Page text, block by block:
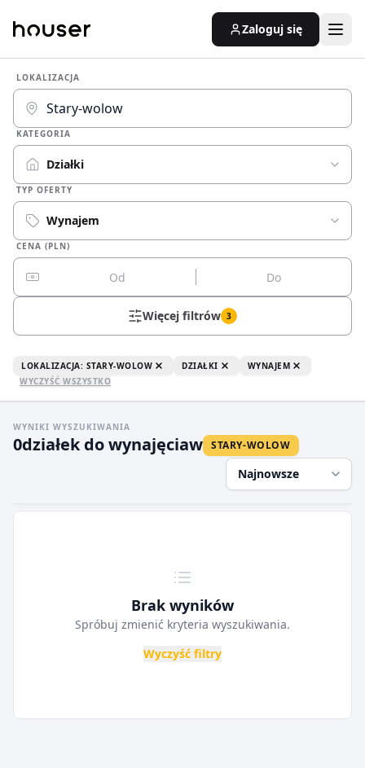
Zaloguj się
LOKALIZACJA
KATEGORIA
Działki
TYP OFERTY
Wynajem
CENA (PLN)
Więcej filtrów 3
LOKALIZACJA: STARY-WOLOW DZIAŁKI
WYNAJEM
WYCZYŚĆ WSZYSTKO
WYNIKI WYSZUKIWANIA
0działek do wynajęciaw STARY-WOLOW
Najnowsze
Brak wyników
Spróbuj zmienić kryteria wyszukiwania.
Wyczyść filtry